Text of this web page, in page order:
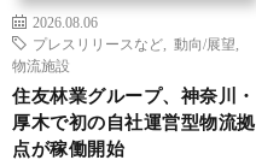
2026.08.06
プレスリリースなど
動向/展望
物流施設
住友林業グループ、神奈川・
厚木で初の自社運営型物流拠
点が稼働開始